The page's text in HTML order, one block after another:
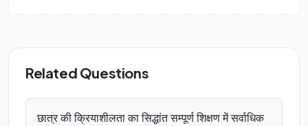
Related Questions
छात्र की क्रियाशीलता का सिद्धांत सम्पूर्ण शिक्षण में सर्वाधिक